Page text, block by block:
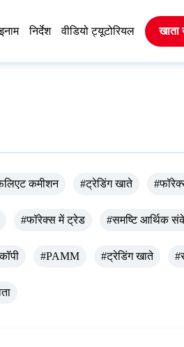
इनाम निर्देश वीडियो ट्यूटोरियल खाता
कमीशन #ट्रेडिंग खाते
#फॉरेक्स में ट्रेड #समष्टि आर्थिक
#PAMM #ट्रेडिंग खाते